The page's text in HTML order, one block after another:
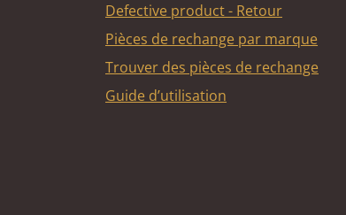
Defective product - Retour
Pièces de rechange par marque
Trouver des pièces de rechange
Guide d’utilisation